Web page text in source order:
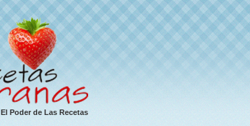
El Poder de Las Recetas